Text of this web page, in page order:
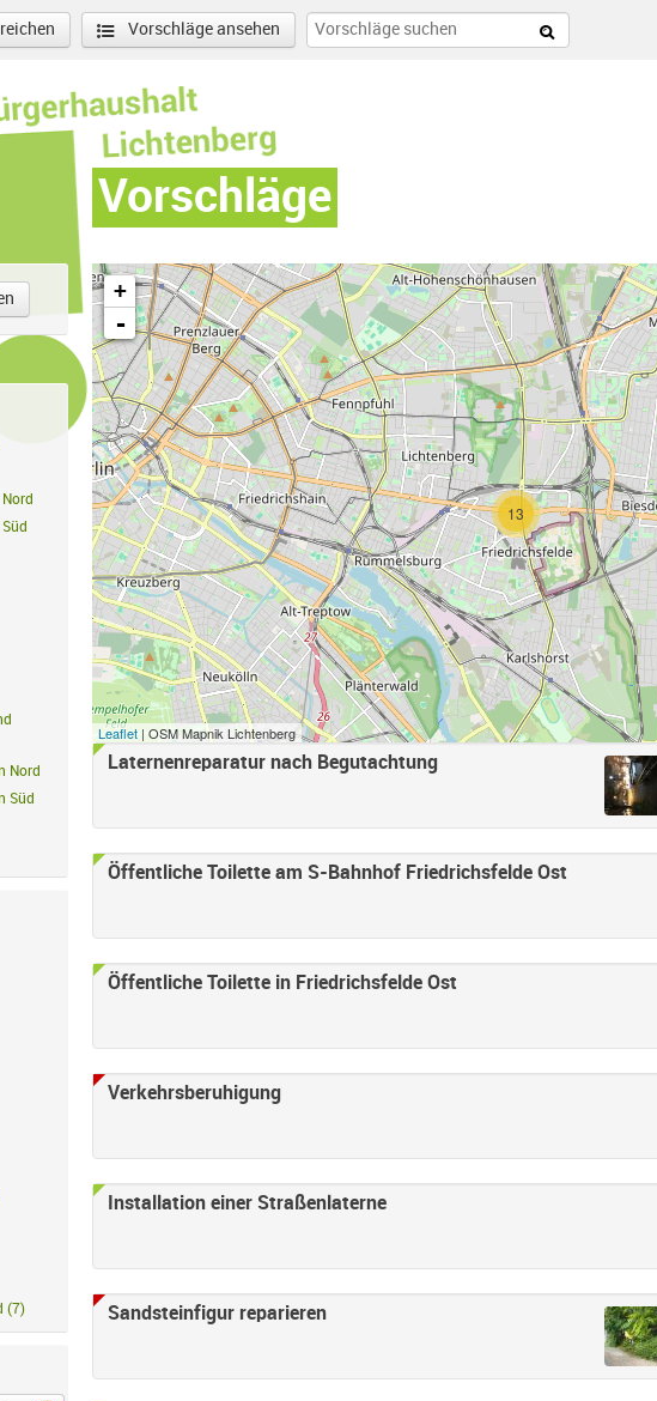
Vorschläge ansehen
Vorschläge
Friedrichsfelde Nord-Filter entfernen
Alt-Hohenschönhausen Nord Filter anwenden
Alt-Hohenschönhausen Süd Filter anwenden
Filter anwenden
Allee Süd Filter anwenden
Süd Filter anwenden
(gesamt) Filter anwenden
und Falkenberg Filter anwenden
Nord
Neu-Hohenschönhausen Nord Filter anwenden
Süd
Filter anwenden
Bucht Filter anwenden
Filter anwenden
Filter anwenden
Themenübergreifend Filter anwenden
(7) öffentliches Straßenland Filter anwenden
13
+
-
Leaflet | OSM Mapnik Lichtenberg
Laternenreparatur nach Begutachtung
Öffentliche Toilette am S-Bahnhof Friedrichsfelde Ost
Öffentliche Toilette in Friedrichsfelde Ost
Verkehrsberuhigung
Installation einer Straßenlaterne
Sandsteinfigur reparieren
Seiten